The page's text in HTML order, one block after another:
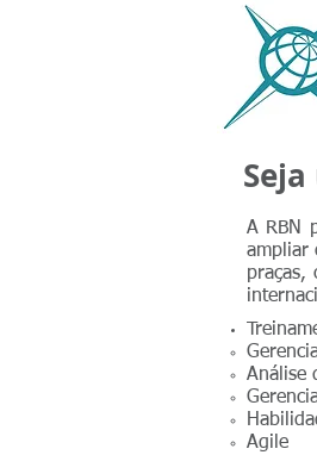
A RBN
ampliar
praças,
Análise
Agile